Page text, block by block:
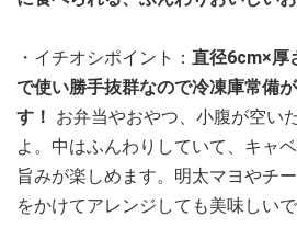
・イチオシポイント： 直径6cm×厚
で使い勝手抜群なので冷凍庫常備
す！ お弁当やおやつ、小腹が空い
よ。中はふんわりしていて、キャ
旨みが楽しめます。明太マヨやチ
をかけてアレンジしても美味しい